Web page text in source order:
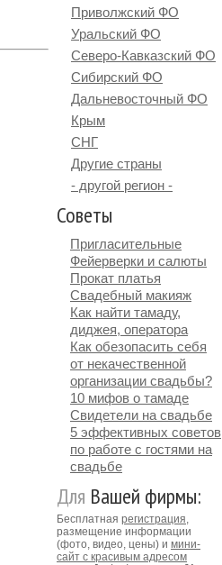
Приволжский ФО
Уральский ФО
Северо-Кавказский ФО
Сибирский ФО
Дальневосточный ФО
Крым
СНГ
Другие страны
- другой регион -
Советы
Пригласительные
Фейерверки и салюты
Прокат платья
Свадебный макияж
Как найти тамаду,
диджея, оператора
Как обезопасить себя
от некачественной
организации свадьбы?
10 мифов о тамаде
Свидетели на свадьбе
5 эффективных советов
по работе с гостями на
свадьбе
Для Вашей фирмы:
Бесплатная регистрация,
размещение информации
(фото, видео, цены) и мини-
сайт с красивым адресом